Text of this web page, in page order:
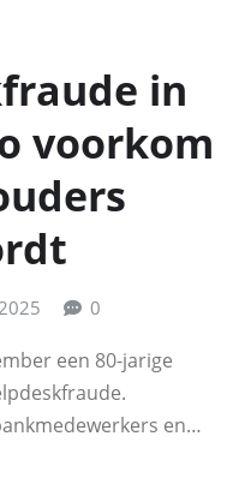
in
voorkom
0
een 80-jarige
en…